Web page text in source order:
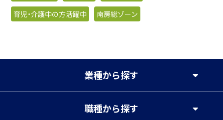
育児・介護中の方活躍中
南房総ゾーン
業種から探す
職種から探す